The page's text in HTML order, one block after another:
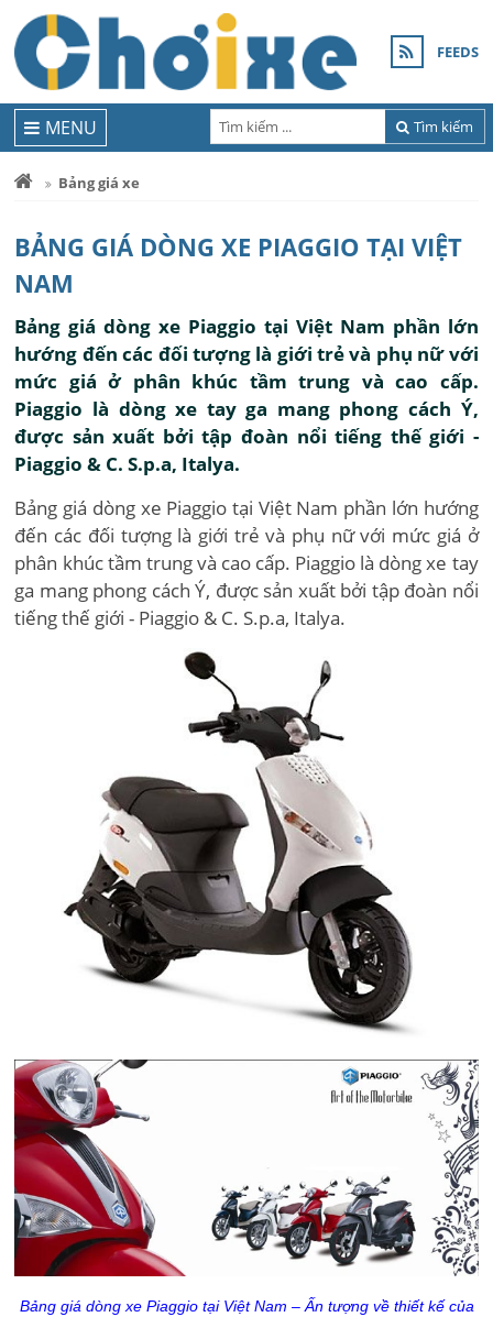
FEEDS
Tìm kiếm
MENU
Bảng giá xe
BẢNG GIÁ DÒNG XE PIAGGIO TẠI VIỆT
NAM
Bảng giá dòng xe Piaggio tại Việt Nam phần lớn
hướng đến các đối tượng là giới trẻ và phụ nữ với
mức giá ở phân khúc tầm trung và cao cấp.
Piaggio là dòng xe tay ga mang phong cách Ý,
được sản xuất bởi tập đoàn nổi tiếng thế giới -
Piaggio & C. S.p.a, Italya.
Bảng giá dòng xe Piaggio tại Việt Nam phần lớn hướng
đến các đối tượng là giới trẻ và phụ nữ với mức giá ở
phân khúc tầm trung và cao cấp. Piaggio là dòng xe tay
ga mang phong cách Ý, được sản xuất bởi tập đoàn nổi
tiếng thế giới - Piaggio & C. S.p.a, Italya.
Bảng giá dòng xe Piaggio tại Việt Nam – Ấn tượng về thiết kế của